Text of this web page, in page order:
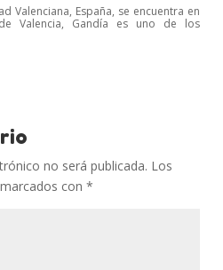
Valenciana, España, se encuentra en
Valencia, Gandía es uno de los
no será publicada. Los
con *